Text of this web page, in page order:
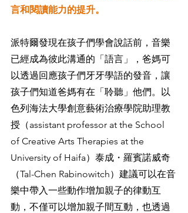
言和閱讀能力的提升。
派特爾發現在孩子們學會說話前，音樂
已經成為彼此溝通的「語言」，爸媽可
以透過回應孩子們牙牙學語的發音，讓
孩子們知道爸媽有在「聆聽」他們。以
色列海法大學創意藝術治療學院助理教
授（assistant professor at the School
of Creative Arts Therapies at the
University of Haifa）泰成・羅賓諾威奇
（Tal-Chen Rabinowitch）建議可以在音
樂中帶入一些動作增加親子的律動互
動，不僅可以增加親子間互動，也透過